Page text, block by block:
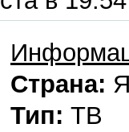
Страна:
Тип: ТВ